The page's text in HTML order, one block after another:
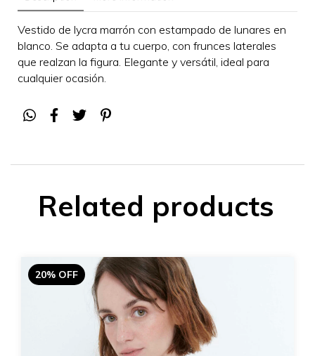
Vestido de lycra marrón con estampado de lunares en
blanco. Se adapta a tu cuerpo, con frunces laterales
que realzan la figura. Elegante y versátil, ideal para
cualquier ocasión.
Related products
20% OFF